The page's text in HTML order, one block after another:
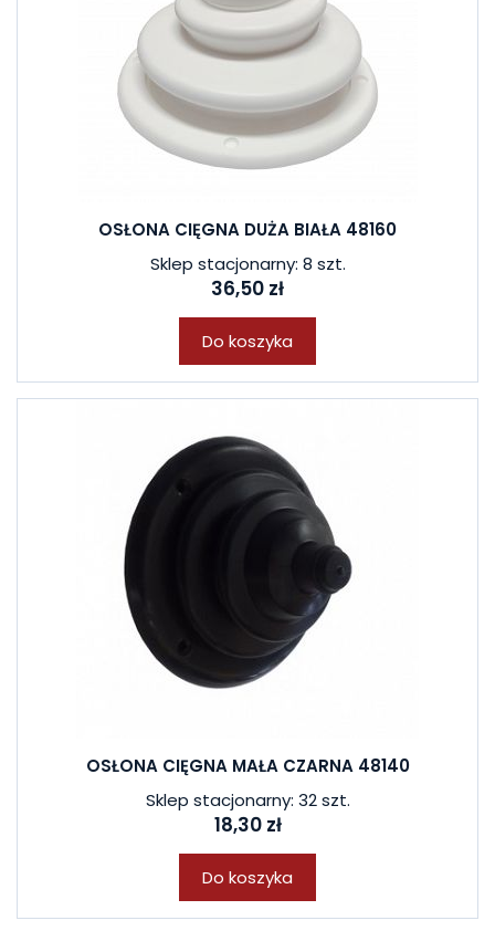
OSŁONA CIĘGNA DUŻA BIAŁA 48160
Sklep stacjonarny: 8 szt.
36,50 zł
Do koszyka
OSŁONA CIĘGNA MAŁA CZARNA 48140
Sklep stacjonarny: 32 szt.
18,30 zł
Do koszyka